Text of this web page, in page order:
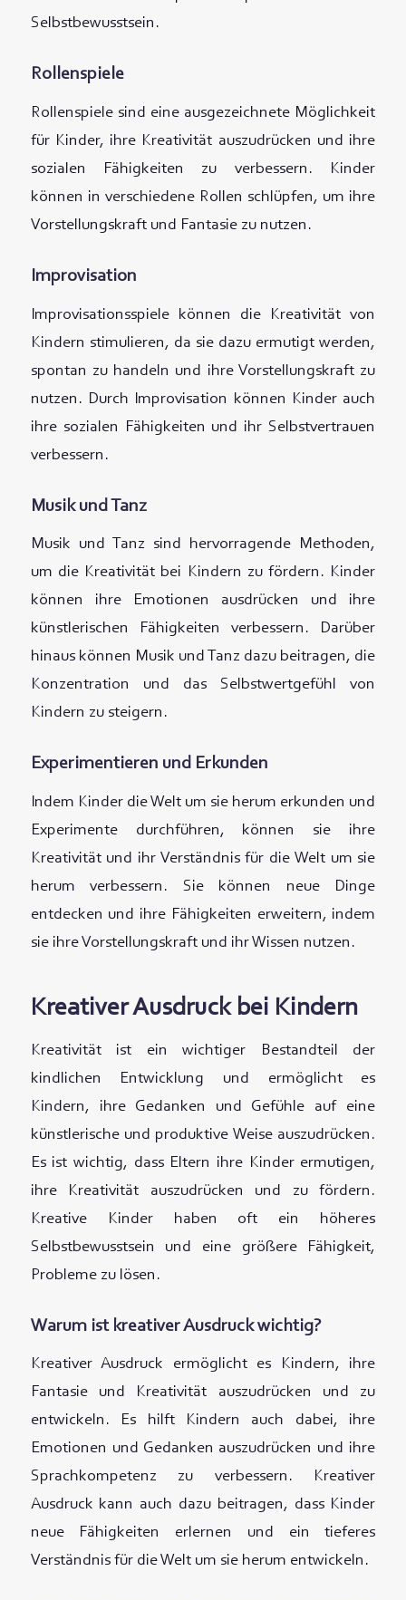
Selbstbewusstsein.
Rollenspiele
Rollenspiele sind eine ausgezeichnete Möglichkeit
für Kinder, ihre Kreativität auszudrücken und ihre
sozialen Fähigkeiten zu verbessern. Kinder
können in verschiedene Rollen schlüpfen, um ihre
Vorstellungskraft und Fantasie zu nutzen.
Improvisation
Improvisationsspiele können die Kreativität von
Kindern stimulieren, da sie dazu ermutigt werden,
spontan zu handeln und ihre Vorstellungskraft zu
nutzen. Durch Improvisation können Kinder auch
ihre sozialen Fähigkeiten und ihr Selbstvertrauen
verbessern.
Musik und Tanz
Musik und Tanz sind hervorragende Methoden,
um die Kreativität bei Kindern zu fördern. Kinder
können ihre Emotionen ausdrücken und ihre
künstlerischen Fähigkeiten verbessern. Darüber
hinaus können Musik und Tanz dazu beitragen, die
Konzentration und das Selbstwertgefühl von
Kindern zu steigern.
Experimentieren und Erkunden
Indem Kinder die Welt um sie herum erkunden und
Experimente durchführen, können sie ihre
Kreativität und ihr Verständnis für die Welt um sie
herum verbessern. Sie können neue Dinge
entdecken und ihre Fähigkeiten erweitern, indem
sie ihre Vorstellungskraft und ihr Wissen nutzen.
Kreativer Ausdruck bei Kindern
Kreativität ist ein wichtiger Bestandteil der
kindlichen Entwicklung und ermöglicht es
Kindern, ihre Gedanken und Gefühle auf eine
künstlerische und produktive Weise auszudrücken.
Es ist wichtig, dass Eltern ihre Kinder ermutigen,
ihre Kreativität auszudrücken und zu fördern.
Kreative Kinder haben oft ein höheres
Selbstbewusstsein und eine größere Fähigkeit,
Probleme zu lösen.
Warum ist kreativer Ausdruck wichtig?
Kreativer Ausdruck ermöglicht es Kindern, ihre
Fantasie und Kreativität auszudrücken und zu
entwickeln. Es hilft Kindern auch dabei, ihre
Emotionen und Gedanken auszudrücken und ihre
Sprachkompetenz zu verbessern. Kreativer
Ausdruck kann auch dazu beitragen, dass Kinder
neue Fähigkeiten erlernen und ein tieferes
Verständnis für die Welt um sie herum entwickeln.